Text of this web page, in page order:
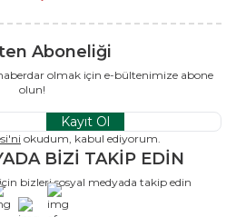
Aboneliği
olmak için e-bültenimize abone
olun!
Kayıt Ol
okudum, kabul ediyorum.
BİZİ TAKİP EDİN
bizleri sosyal medyada takip edin